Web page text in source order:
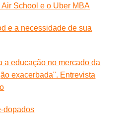
School e o Uber MBA
e a necessidade de sua
a educação no mercado da
exacerbada". Entrevista
dopados